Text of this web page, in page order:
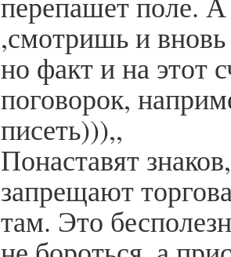
,смотришь и
но факт и на этот
поговорок,
писеть))),,
Понаставят
запрещают
там. Это